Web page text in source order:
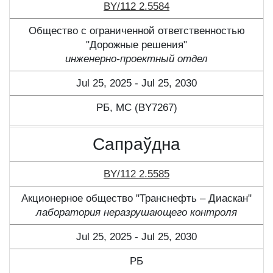
BY/112 2.5584
Общество с ограниченной ответственностью
"Дорожные решения"
инженерно-проектный отдел
Jul 25, 2025 - Jul 25, 2030
РБ, МС (BY7267)
Сапраўдна
BY/112 2.5585
Акционерное общество "Транснефть – Диаскан"
лаборатория неразрушающего контроля
Jul 25, 2025 - Jul 25, 2030
РБ